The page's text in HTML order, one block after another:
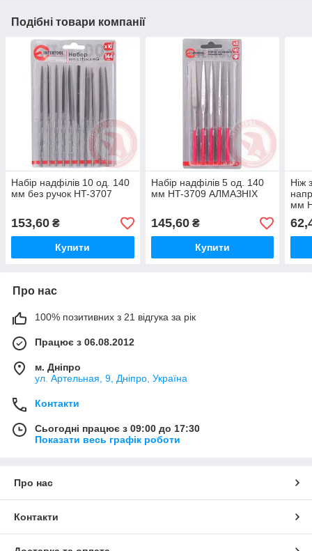
Подібні товари компанії
Набір надфілів 10 од. 140
мм без ручок HT-3707
153,60 ₴
Купити
Набір надфілів 5 од. 140
мм HT-3709 АЛМАЗНІХ
145,60₴
Купити
Ніж
мм
Про нас
100% позитивних з 21 відгука за рік
Працює з 06.08.2012
м. Дніпро
ул. Артельная, 9, Дніпро, Україна
Контакти
Сьогодні працює з 09:00 до 17:30
Показати весь графік роботи
Про нас
Контакти